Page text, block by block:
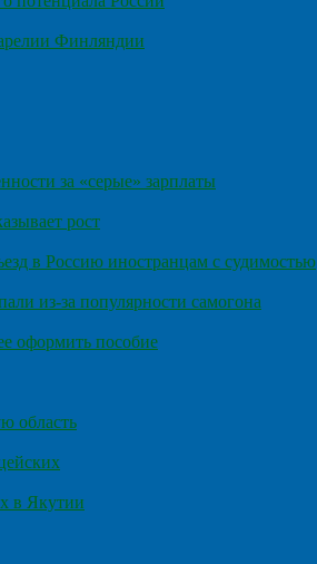
Финляндии
за «серые» зарплаты
рост
в Россию иностранцам с судимостью
из-за популярности самогона
оформить пособие
область
в Якутии